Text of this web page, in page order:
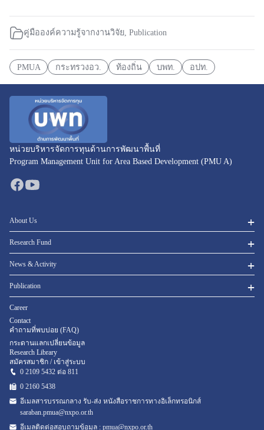
คู่มือองค์ความรู้จากงานวิจัย Publication
PMUA กระทรวงอว. ท้องถิ่น บพท. อปท.
หน่วยบริหารจัดการทุนด้านการพัฒนาพื้นที่
Program Management Unit for Area Based Development (PMU A)
About Us
Research Fund
News & Activity
Publication
Career
Contact
คำถามที่พบบ่อย (FAQ)
กระดานแลกเปลี่ยนข้อมูล
Research Library
สมัครสมาชิก / เข้าสู่ระบบ
0 2109 5432 ต่อ 811
0 2160 5438
อีเมลสารบรรณกลาง รับ-ส่ง หนังสือราชการทางอิเล็กทรอนิกส์
saraban.pmua@nxpo.or.th
อีเมลติดต่อสอบถามข้อมูล : pmua@nxpo.or.th